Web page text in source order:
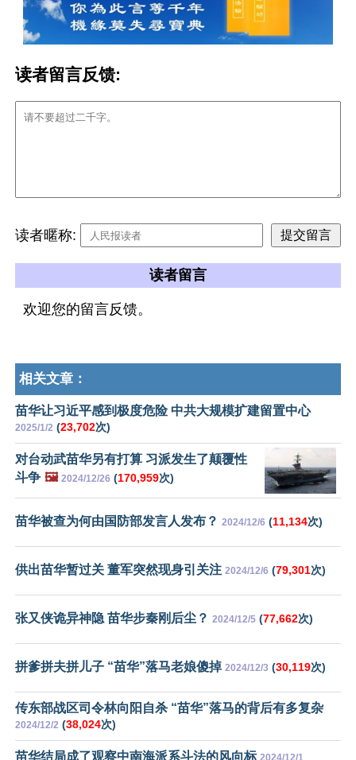
读者留言反馈:
读者暱称:
读者留言
欢迎您的留言反馈。
相关文章：
苗华让习近平感到极度危险 中共大规模扩建留置中心
2025/1/2 (23,702次)
对台动武苗华另有打算 习派发生了颠覆性
斗争 🖼️ 2024/12/26 (170,959次)
苗华被查为何由国防部发言人发布？ 2024/12/6 (11,134次)
供出苗华暂过关 董军突然现身引关注 2024/12/6 (79,301次)
张又侠诡异神隐 苗华步秦刚后尘？ 2024/12/5 (77,662次)
拼爹拼夫拼儿子 “苗华”落马老娘傻掉 2024/12/3 (30,119次)
传东部战区司令林向阳自杀 “苗华”落马的背后有多复杂
2024/12/2 (38,024次)
苗华结局成了观察中南海派系斗法的风向标 2024/12/1